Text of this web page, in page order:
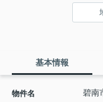
基本情報
物件名 碧南